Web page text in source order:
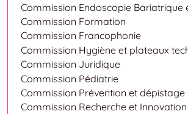
Commission Endoscopie Bariatrique
Commission Formation
Commission Francophonie
Commission Hygiène et plateaux
Commission Juridique
Commission Pédiatrie
Commission Prévention et dépistage
Commission Recherche et Innovation